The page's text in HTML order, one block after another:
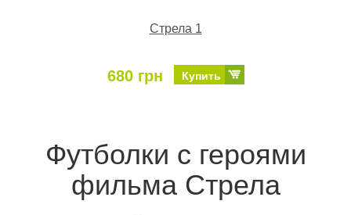
Стрела 1
680 грн Купить
Футболки с героями
фильма Стрела